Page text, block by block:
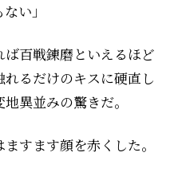
い」
百戦錬磨といえるほど
るだけのキスに硬直し
異並みの驚きだ。
すます顔を赤くした。